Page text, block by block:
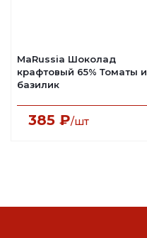
MaRussia Шоколад
крафтовый 65% Томаты и
базилик
385 ₽/шт